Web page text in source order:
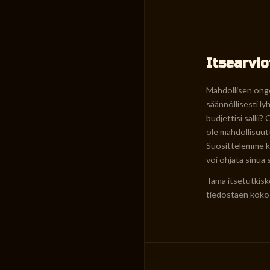
Mahdollisen
säännöllisesti
budjettisi sallii?
ole
Suosittelemme
voi ohjata sinua
Tämä
tiedostaen koko